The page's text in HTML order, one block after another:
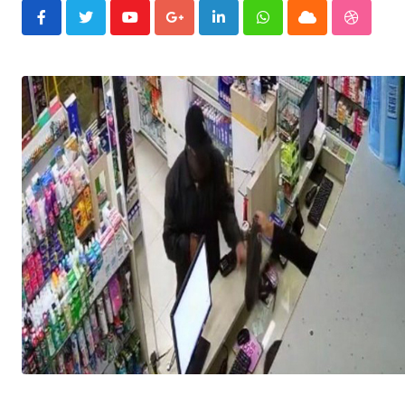
YoutubeGoogle+LinkedInWhatsappCloud